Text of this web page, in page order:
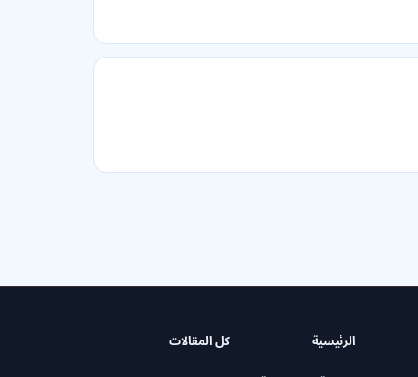
الرئيسية
كل المقالات